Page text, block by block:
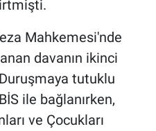
Mahkemesi'nde
davanın ikinci
tutuklu
ile bağlanırken,
ve Çocukları